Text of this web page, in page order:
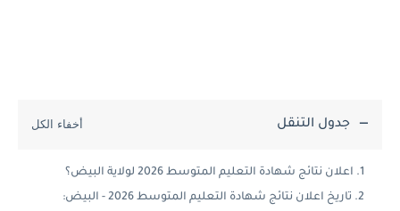
جدول التنقل
اعلان نتائج شهادة التعليم المتوسط 2026 لولاية البيض؟
تاريخ اعلان نتائج شهادة التعليم المتوسط 2026 - البيض: